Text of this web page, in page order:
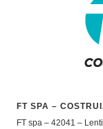
FT SPA –
FT spa – 42041 –